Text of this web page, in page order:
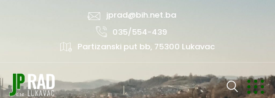
jprad@bih.net.ba
035/554-439
Partizanski put bb, 75300 Lukavac